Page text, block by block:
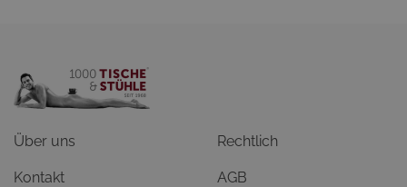
Über uns
Kontakt
Rechtlich
AGB